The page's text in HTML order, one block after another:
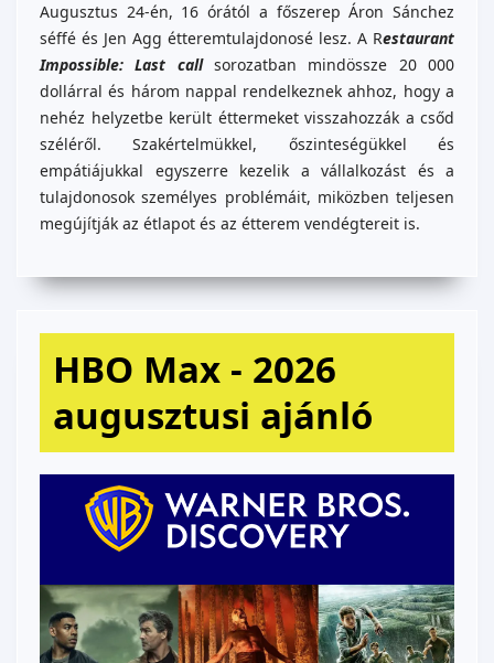
Augusztus 24-én, 16 órától a főszerep Áron Sánchez
séffé és Jen Agg étteremtulajdonosé lesz. A Restaurant
Impossible: Last callsorozatban mindössze 20 000
dollárral és három nappal rendelkeznek ahhoz, hogy a
nehéz helyzetbe került éttermeket visszahozzák a csőd
széléről. Szakértelmükkel, őszinteségükkel és
empátiájukkal egyszerre kezelik a vállalkozást és a
tulajdonosok személyes problémáit, miközben teljesen
megújítják az étlapot és az étterem vendégtereit is.
HBO Max - 2026
augusztusi ajánló